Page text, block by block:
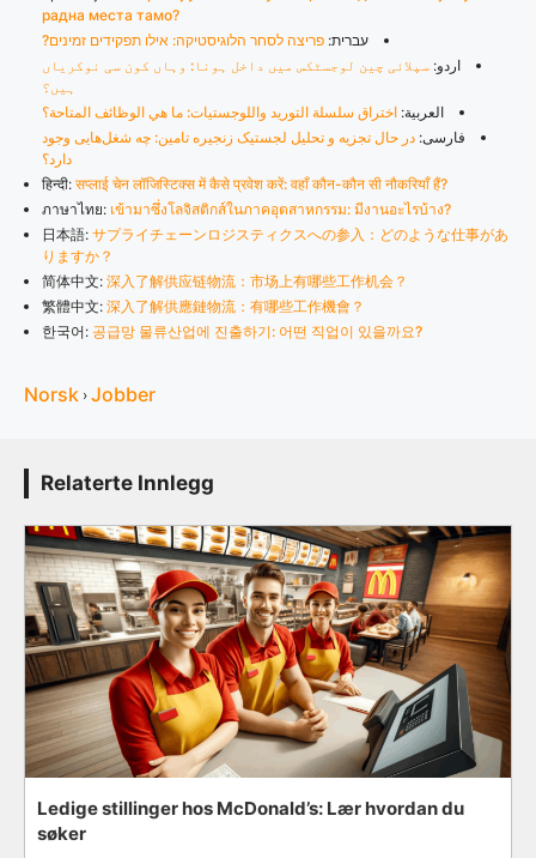
радна места тамо?
עברית: פריצה לסחר הלוגיסטיקה: אילו תפקידים זמינים?
اردو: سپلائی چین لوجسٹکس میں داخل ہونا: وہاں کون سی نوکریاں
ہیں؟
العربية: اختراق سلسلة التوريد واللوجستيات: ما هي الوظائف المتاحة؟
فارسی: در حال تجزیه و تحلیل لجستیک زنجیره تامین: چه شغل‌هایی وجود
دارد؟
हिन्दी: सप्लाई चेन लॉजिस्टिक्स में कैसे प्रवेश करें: वहाँ कौन-कौन सी नौकरियाँ हैं?
ภาษาไทย: เข้ามาซึ่งโลจิสติกส์ในภาคอุตสาหกรรม: มีงานอะไรบ้าง?
日本語: サプライチェーンロジスティクスへの参入：どのような仕事があ
りますか？
简体中文: 深入了解供应链物流：市场上有哪些工作机会？
繁體中文: 深入了解供應鏈物流：有哪些工作機會？
한국어: 공급망 물류산업에 진출하기: 어떤 직업이 있을까요?
Norsk › Jobber
Relaterte Innlegg
Ledige stillinger hos McDonald’s: Lær hvordan du
søker